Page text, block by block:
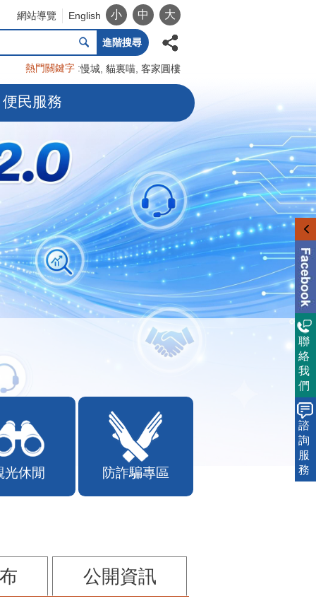
網站導覽 English 小 中 大
進階搜尋
熱門關鍵字 慢城 貓裏喵 客家圓樓
便民服務
光休閒 防詐騙專區
公開資訊
聯
絡
我
們
諮
詢
服
務